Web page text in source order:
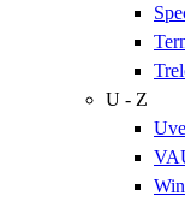
U - Z